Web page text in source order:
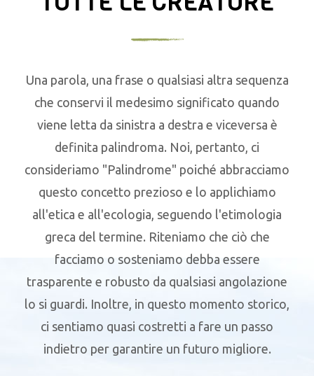
Una parola, una frase o qualsiasi altra sequenza
che conservi il medesimo significato quando
viene letta da sinistra a destra e viceversa è
definita palindroma. Noi, pertanto, ci
consideriamo "Palindrome" poiché abbracciamo
questo concetto prezioso e lo applichiamo
all'etica e all'ecologia, seguendo l'etimologia
greca del termine. Riteniamo che ciò che
facciamo o sosteniamo debba essere
trasparente e robusto da qualsiasi angolazione
lo si guardi. Inoltre, in questo momento storico,
ci sentiamo quasi costretti a fare un passo
indietro per garantire un futuro migliore.